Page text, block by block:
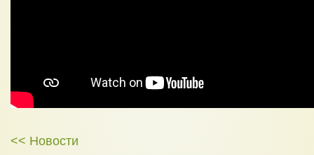
<< Новости